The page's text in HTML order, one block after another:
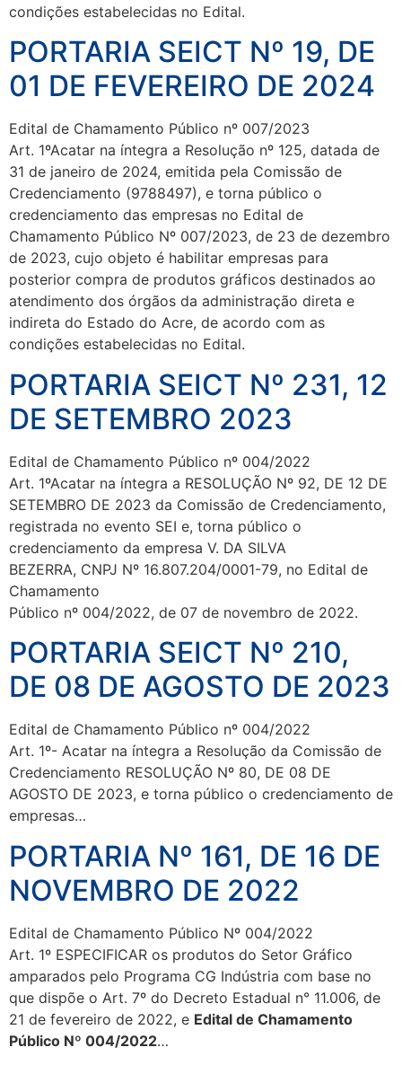
condições estabelecidas no Edital.
PORTARIA SEICT Nº 19, DE
01 DE FEVEREIRO DE 2024
Edital de Chamamento Público nº 007/2023
Art. 1ºAcatar na íntegra a Resolução nº 125, datada de
31 de janeiro de 2024, emitida pela Comissão de
Credenciamento (9788497), e torna público o
credenciamento das empresas no Edital de
Chamamento Público Nº 007/2023, de 23 de dezembro
de 2023, cujo objeto é habilitar empresas para
posterior compra de produtos gráficos destinados ao
atendimento dos órgãos da administração direta e
indireta do Estado do Acre, de acordo com as
condições estabelecidas no Edital.
PORTARIA SEICT Nº 231, 12
DE SETEMBRO 2023
Edital de Chamamento Público nº 004/2022
Art. 1ºAcatar na íntegra a RESOLUÇÃO Nº 92, DE 12 DE
SETEMBRO DE 2023 da Comissão de Credenciamento,
registrada no evento SEI e, torna público o
credenciamento da empresa V. DA SILVA
BEZERRA, CNPJ Nº 16.807.204/0001-79, no Edital de
Chamamento
Público nº 004/2022, de 07 de novembro de 2022.
PORTARIA SEICT Nº 210,
DE 08 DE AGOSTO DE 2023
Edital de Chamamento Público nº 004/2022
Art. 1º- Acatar na íntegra a Resolução da Comissão de
Credenciamento RESOLUÇÃO Nº 80, DE 08 DE
AGOSTO DE 2023, e torna público o credenciamento de
empresas…
PORTARIA Nº 161, DE 16 DE
NOVEMBRO DE 2022
Edital de Chamamento Público Nº 004/2022
Art. 1º ESPECIFICAR os produtos do Setor Gráfico
amparados pelo Programa CG Indústria com base no
que dispõe o Art. 7º do Decreto Estadual n° 11.006, de
21 de fevereiro de 2022, e Edital de Chamamento
Público Nº 004/2022…